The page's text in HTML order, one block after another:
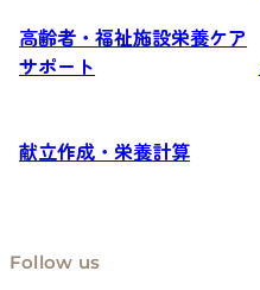
高齢者・福祉施設栄養ケア
サポート
献立作成・栄養計算
Follow us